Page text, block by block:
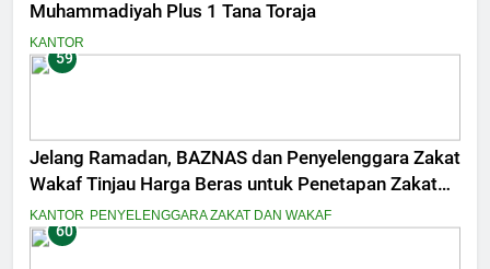
Muhammadiyah Plus 1 Tana Toraja
KANTOR
59
Jelang Ramadan, BAZNAS dan Penyelenggara Zakat
Wakaf Tinjau Harga Beras untuk Penetapan Zakat
Fitrah
KANTOR PENYELENGGARA ZAKAT DAN WAKAF
60